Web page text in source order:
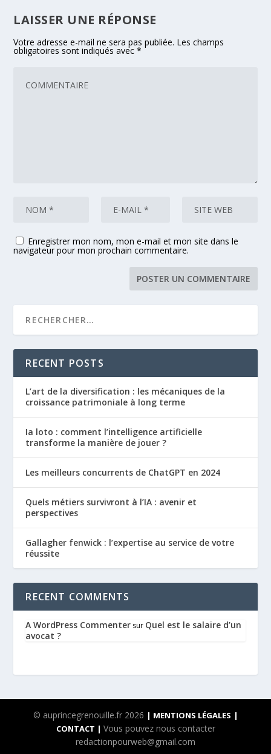
LAISSER UNE RÉPONSE
Votre adresse e-mail ne sera pas publiée. Les champs
obligatoires sont indiqués avec*
Enregistrer mon nom, mon e-mail et mon site dans le
navigateur pour mon prochain commentaire.
RECENT POSTS
L’art de la diversification : les mécaniques de la
croissance patrimoniale à long terme
Ia loto : comment l’intelligence artificielle
transforme la manière de jouer ?
Les meilleurs concurrents de ChatGPT en 2024
Quels métiers survivront à l’IA : avenir et
perspectives
Gallagher fenwick : l’expertise au service de votre
réussite
RECENT COMMENTS
A WordPress Commenter sur Quel est le salaire d’un
avocat ?
© auprincegrenouille.fr 2026 | MENTIONS LÉGALES |
CONTACT | Vous pouvez nous contacter
redactionpourweb@gmail.com